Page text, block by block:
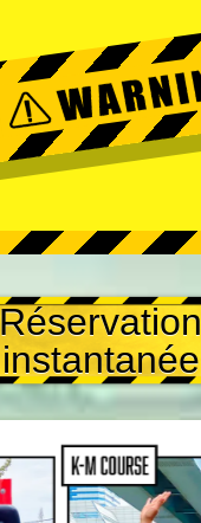
Réservation
instantanée